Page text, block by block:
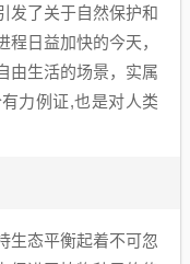
发了关于自然保护和
日益加快的今天，
由生活的场景，实属
力例证,也是对人类
生态平衡起着不可忽